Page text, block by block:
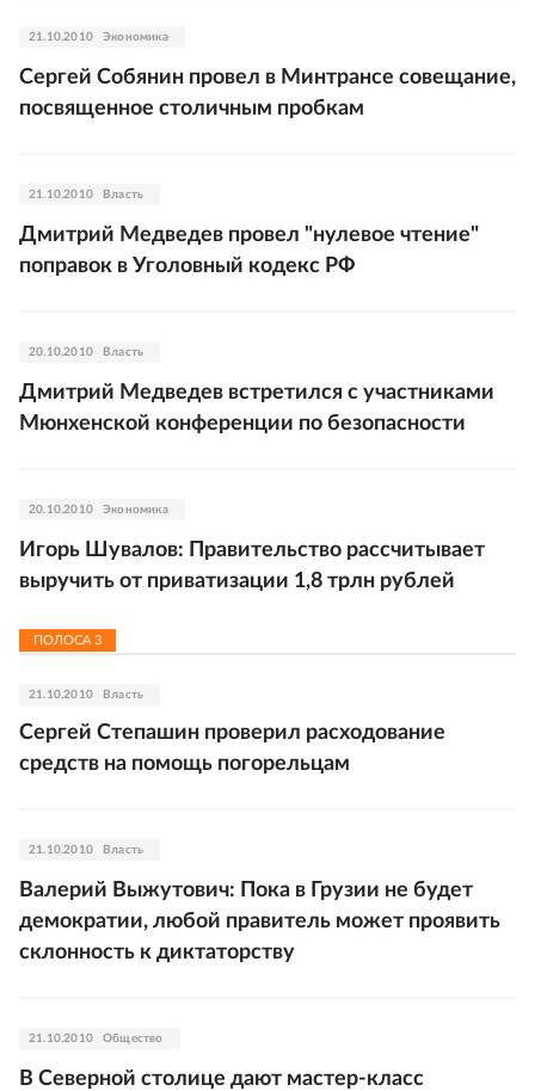
21.10.2010 Экономика
Сергей Собянин провел в Минтрансе совещание,
посвященное столичным пробкам
21.10.2010 Власть
Дмитрий Медведев провел "нулевое чтение"
поправок в Уголовный кодекс РФ
20.10.2010 Власть
Дмитрий Медведев встретился с участниками
Мюнхенской конференции по безопасности
20.10.2010 Экономика
Игорь Шувалов: Правительство рассчитывает
выручить от приватизации 1,8 трлн рублей
ПОЛОСА 3
21.10.2010 Власть
Сергей Степашин проверил расходование
средств на помощь погорельцам
21.10.2010 Власть
Валерий Выжутович: Пока в Грузии не будет
демократии, любой правитель может проявить
склонность к диктаторству
21.10.2010 Общество
В Северной столице дают мастер-класс